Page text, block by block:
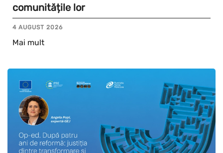
comunitățile lor
4 AUGUST 2026
Mai mult